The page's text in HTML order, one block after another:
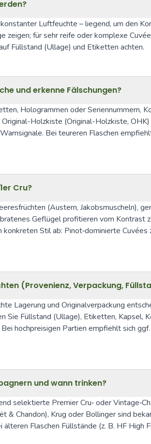
Luftfeuchte – liegend, um den
für sehr reife oder komplexe
Füllstand (Ullage) und Etiketten achten.
und erkenne Fälschungen?
Hologrammen oder Seriennummern,
Holzkiste (Original-Holzkiste,
Bei teureren Flaschen
Cru?
(Austern, Jakobsmuscheln),
Geflügel profitieren vom Kontrast
Stil ab: Pinot‑dominierte
(Provenienz, Verpackung,
Lagerung und Originalverpackung
Füllstand (Ullage), Etiketten, Kapsel,
hochpreisigen Partien empfiehlt sich
und wann trinken?
selektierte Premier Cru‑ oder
Chandon), Krug oder Bollinger sind
Flaschen Füllstände (z. B. HF